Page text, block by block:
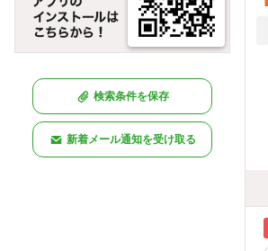
検索条件を保存
新着メール通知を受け取る